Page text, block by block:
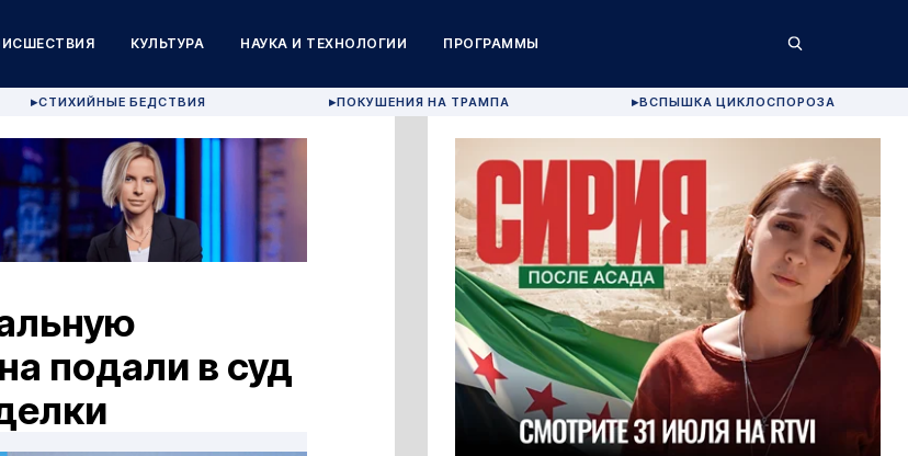
КУЛЬТУРА НАУКА И ТЕХНОЛОГИИ ПРОГРАММЫ
▶СТИХИЙНЫЕ БЕДСТВИЯ ▶ПОКУШЕНИЯ НА ТРАМПА ▶ВСПЫШКА ЦИКЛОСПОРОЗА
подали в суд